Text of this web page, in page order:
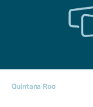
Quintana Roo